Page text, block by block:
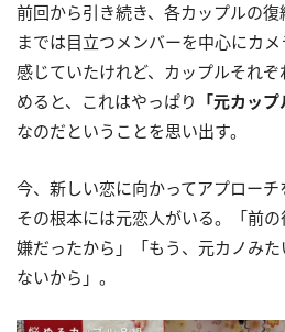
前回から引き続き、各カップルの
までは目立つメンバーを中心にカ
感じていたけれど、カップルそれ
めると、これはやっぱり 「元カッ
なのだということを思い出す。
今、新しい恋に向かってアプローチ
その根本には元恋人がいる。「前
嫌だったから」「もう、元カノみ
ないから」。